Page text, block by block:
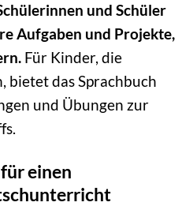
und Schüler
Aufgaben und Projekte,
Für Kinder, die
bietet das Sprachbuch
und Übungen zur
einen